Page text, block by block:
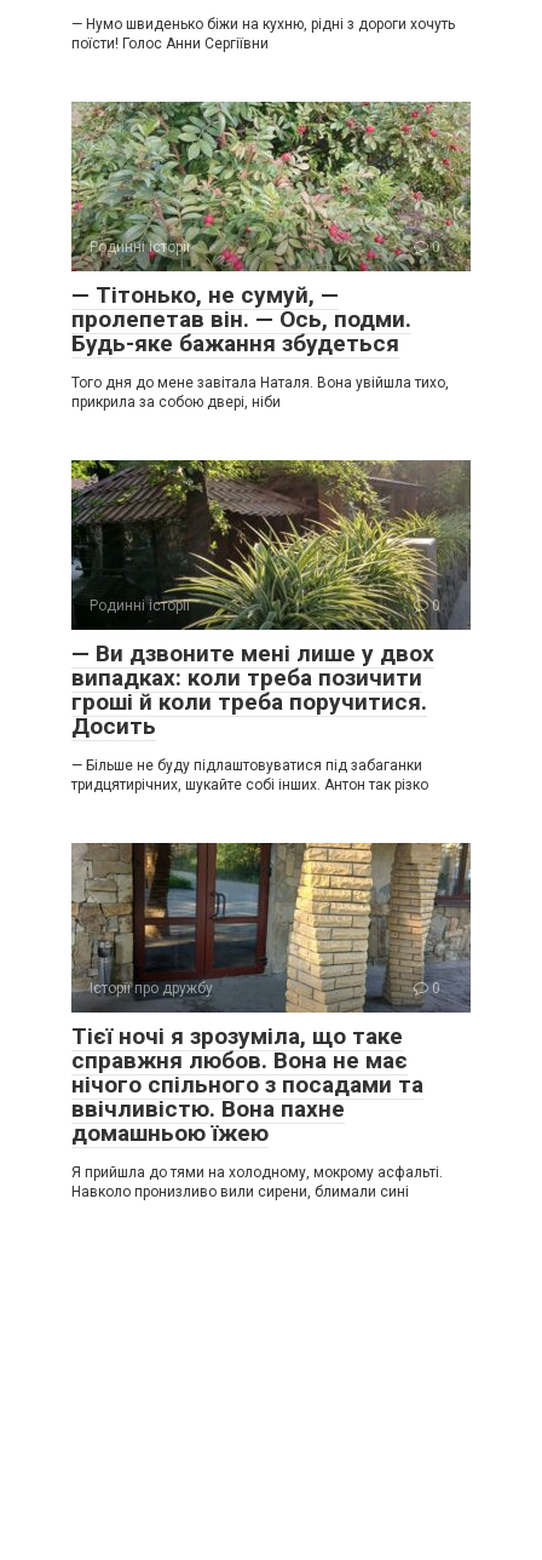
— Нумо швиденько біжи на кухню, рідні з дороги хочуть
поїсти! Голос Анни Сергіївни
Родинні історії 0
— Тітонько, не сумуй, —
пролепетав він. — Ось, подми.
Будь-яке бажання збудеться
Того дня до мене завітала Наталя. Вона увійшла тихо,
прикрила за собою двері, ніби
Родинні історії 0
— Ви дзвоните мені лише у двох
випадках: коли треба позичити
гроші й коли треба поручитися.
Досить
— Більше не буду підлаштовуватися під забаганки
тридцятирічних, шукайте собі інших. Антон так різко
Історії про дружбу 0
Тієї ночі я зрозуміла, що таке
справжня любов. Вона не має
нічого спільного з посадами та
ввічливістю. Вона пахне
домашньою їжею
Я прийшла до тями на холодному, мокрому асфальті.
Навколо пронизливо вили сирени, блимали сині